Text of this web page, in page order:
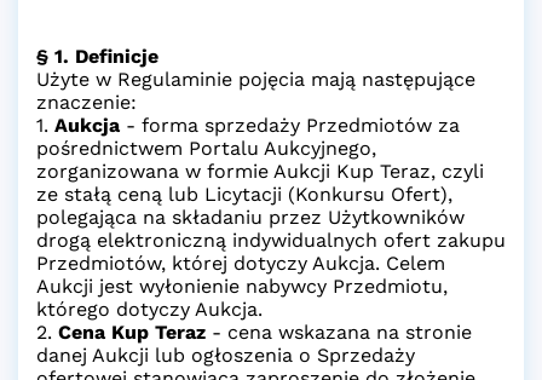
§ 1. Definicje
Użyte w Regulaminie pojęcia mają następujące
znaczenie:
1. Aukcja - forma sprzedaży Przedmiotów za
pośrednictwem Portalu Aukcyjnego,
zorganizowana w formie Aukcji Kup Teraz, czyli
ze stałą ceną lub Licytacji (Konkursu Ofert),
polegająca na składaniu przez Użytkowników
drogą elektroniczną indywidualnych ofert zakupu
Przedmiotów, której dotyczy Aukcja. Celem
Aukcji jest wyłonienie nabywcy Przedmiotu,
którego dotyczy Aukcja.
2. Cena Kup Teraz - cena wskazana na stronie
danej Aukcji lub ogłoszenia o Sprzedaży